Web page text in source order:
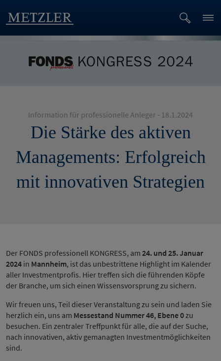
Information für professionelle Anleger - 18.1.2024
Die Stärke des aktiven
Managements: Erfolgreich
mit innovativen Strategien
Der FONDS professionell KONGRESS, am 24. und 25. Januar
2024 in Mannheim, ist das unbestrittene Highlight im Kalender
aller Investmentprofis. Hier treffen sich die führenden Köpfe
der Branche, um sich einen Wissensvorsprung zu sichern.
Wir freuen uns, Teil dieser Veranstaltung zu sein und laden Sie
herzlich ein, uns am Messestand Nummer 46, Ebene 0zu
besuchen. Ein zentraler Treffpunkt für alle, die auf der Suche,
nach innovativen, aktiv gemanagten Investmentmöglichkeiten
sind.